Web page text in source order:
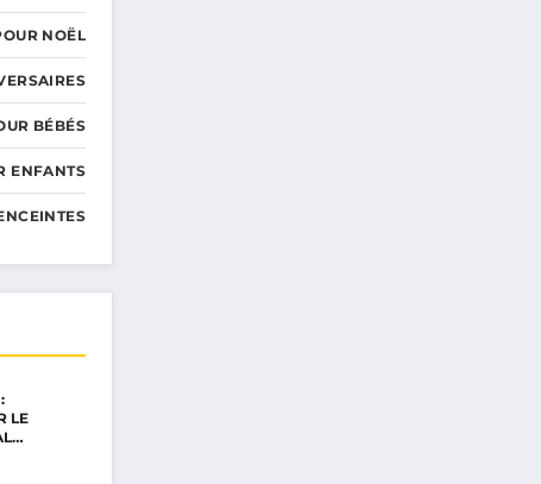
NOËL
BÉBÉS
ENFANTS
LE